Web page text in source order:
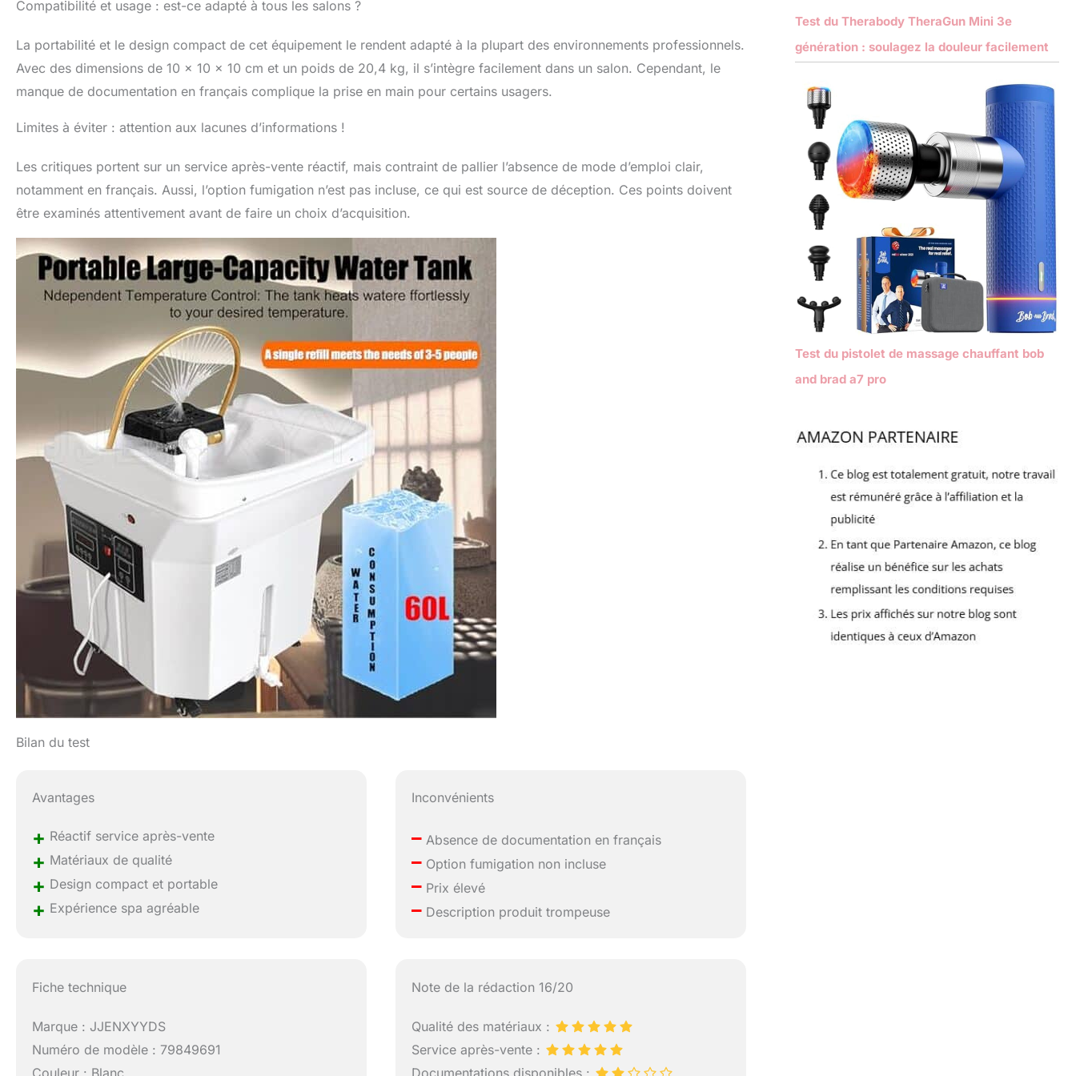
Compatibilité et usage : est-ce adapté à tous les salons ?
La portabilité et le design compact de cet équipement le rendent adapté à la plupart des environnements professionnels.
Avec des dimensions de 10 x 10 x 10 cm et un poids de 20,4 kg, il s’intègre facilement dans un salon. Cependant, le
manque de documentation en français complique la prise en main pour certains usagers.
Limites à éviter : attention aux lacunes d’informations !
Les critiques portent sur un service après-vente réactif, mais contraint de pallier l’absence de mode d’emploi clair,
notamment en français. Aussi, l’option fumigation n’est pas incluse, ce qui est source de déception. Ces points doivent
être examinés attentivement avant de faire un choix d’acquisition.
Bilan du test
Avantages
+ Réactif service après-vente
+ Matériaux de qualité
+ Design compact et portable
+ Expérience spa agréable
Inconvénients
– Absence de documentation en français
– Option fumigation non incluse
– Prix élevé
– Description produit trompeuse
Fiche technique
Marque : JJENXYYDS
Numéro de modèle : 79849691
Couleur : Blanc
Note de la rédaction 16/20
Qualité des matériaux :
Service après-vente :
Documentations disponibles :
Test du Therabody TheraGun Mini 3e
génération : soulagez la douleur facilement
Test du pistolet de massage chauffant bob
and brad a7 pro